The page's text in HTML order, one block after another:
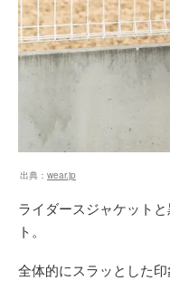
出典： wear.jp
ライダースジャケット
ト。
全体的にスラッとした